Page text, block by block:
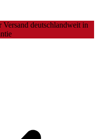
Versand deutschlandweit in